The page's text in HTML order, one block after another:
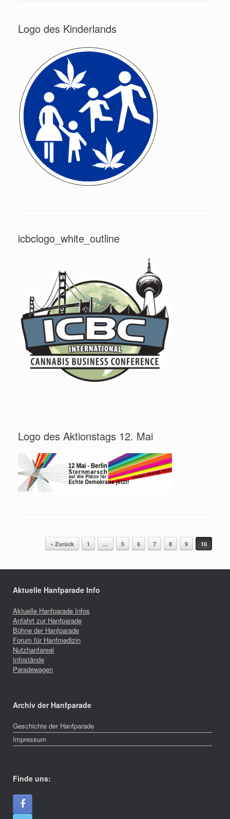
Logo des Kinderlands
icbclogo_white_outline
Logo des Aktionstags 12. Mai
Beitragsnavigation
« Zurück 1 … 5 6 7 8 9 10
Aktuelle Hanfparade Info
Aktuelle Hanfparade Infos
Anfahrt zur Hanfparade
Bühne der Hanfparade
Forum für Hanfmedizin
Nutzhanfareal
Infostände
Paradewagen
Archiv der Hanfparade
Geschichte der Hanfparade
Impressum
Finde uns: